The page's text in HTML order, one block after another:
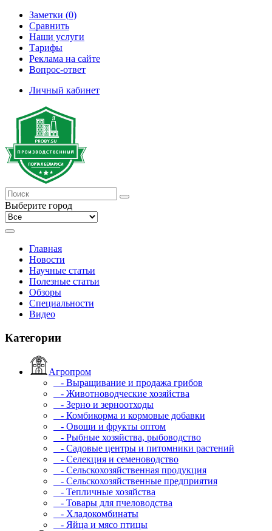
Заметки (0)
Сравнить
Наши услуги
Тарифы
Реклама на сайте
Вопрос-ответ
Личный кабинет
Выберите город
Главная
Новости
Научные статьи
Полезные статьи
Обзоры
Специальности
Видео
Категории
Агропром
- Выращивание и продажа грибов
- Животноводческие хозяйства
- Зерно и зерноотходы
- Комбикорма и кормовые добавки
- Овощи и фрукты оптом
- Рыбные хозяйства, рыбоводство
- Садовые центры и питомники растений
- Селекция и семеноводство
- Сельскохозяйственная продукция
- Сельскохозяйственные предприятия
- Тепличные хозяйства
- Товары для пчеловодства
- Хладокомбинаты
- Яйца и мясо птицы